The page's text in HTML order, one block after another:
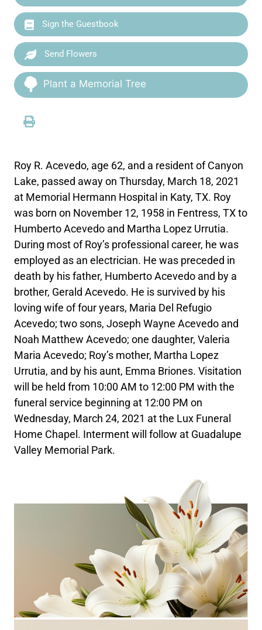
Sign the Guestbook
Send Flowers
Plant a Memorial Tree
Roy R. Acevedo, age 62, and a resident of Canyon
Lake, passed away on Thursday, March 18, 2021
at Memorial Hermann Hospital in Katy, TX. Roy
was born on November 12, 1958 in Fentress, TX to
Humberto Acevedo and Martha Lopez Urrutia.
During most of Roy’s professional career, he was
employed as an electrician. He was preceded in
death by his father, Humberto Acevedo and by a
brother, Gerald Acevedo. He is survived by his
loving wife of four years, Maria Del Refugio
Acevedo; two sons, Joseph Wayne Acevedo and
Noah Matthew Acevedo; one daughter, Valeria
Maria Acevedo; Roy’s mother, Martha Lopez
Urrutia, and by his aunt, Emma Briones. Visitation
will be held from 10:00 AM to 12:00 PM with the
funeral service beginning at 12:00 PM on
Wednesday, March 24, 2021 at the Lux Funeral
Home Chapel. Interment will follow at Guadalupe
Valley Memorial Park.